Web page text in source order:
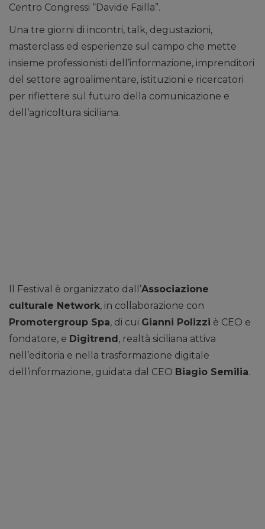
Centro Congressi “Davide Failla”.
Una tre giorni di incontri, talk, degustazioni,
masterclass ed esperienze sul campo che mette
insieme professionisti dell’informazione, imprenditori
del settore agroalimentare, istituzioni e ricercatori
per riflettere sul futuro della comunicazione e
dell’agricoltura siciliana.
Il Festival è organizzato dall’Associazione
culturale Network, in collaborazione con
Promotergroup Spa, di cui Gianni Polizzi è CEO e
fondatore, e Digitrend, realtà siciliana attiva
nell’editoria e nella trasformazione digitale
dell’informazione, guidata dal CEO Biagio Semilia.